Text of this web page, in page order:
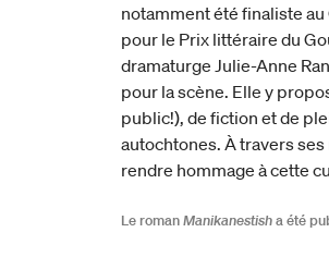
notamment été finaliste
pour le Prix littéraire du
dramaturge Julie-Anne
pour la scène. Elle y
public!), de fiction et de
autochtones. À travers
rendre hommage à cette
Le romanManikanestisha été